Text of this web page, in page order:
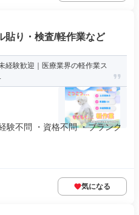
貼り・検査/軽作業など
経験歓迎｜医療業界の軽作業ス
験不問 ・資格不問 ・ブランク
気になる